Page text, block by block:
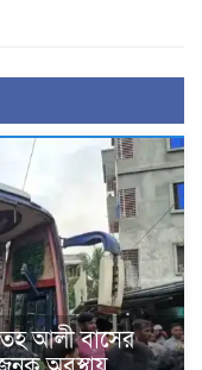
আলী বাসের